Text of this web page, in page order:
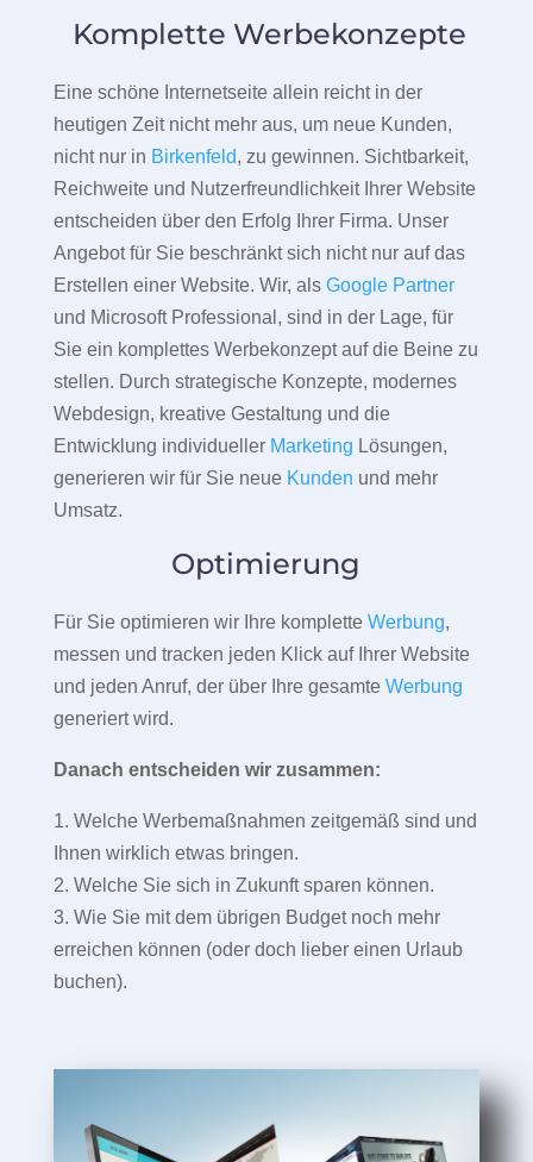
Komplette Werbekonzepte
Eine schöne Internetseite allein reicht in der
heutigen Zeit nicht mehr aus, um neue Kunden,
nicht nur in Birkenfeld, zu gewinnen. Sichtbarkeit,
Reichweite und Nutzerfreundlichkeit Ihrer Website
entscheiden über den Erfolg Ihrer Firma. Unser
Angebot für Sie beschränkt sich nicht nur auf das
Erstellen einer Website. Wir, als Google Partner
und Microsoft Professional, sind in der Lage, für
Sie ein komplettes Werbekonzept auf die Beine zu
stellen. Durch strategische Konzepte, modernes
Webdesign, kreative Gestaltung und die
Entwicklung individueller Marketing Lösungen,
generieren wir für Sie neue Kunden und mehr
Umsatz.
Optimierung
Für Sie optimieren wir Ihre komplette Werbung,
messen und tracken jeden Klick auf Ihrer Website
und jeden Anruf, der über Ihre gesamte Werbung
generiert wird.
Danach entscheiden wir zusammen:
1. Welche Werbemaßnahmen zeitgemäß sind und
Ihnen wirklich etwas bringen.
2. Welche Sie sich in Zukunft sparen können.
3. Wie Sie mit dem übrigen Budget noch mehr
erreichen können (oder doch lieber einen Urlaub
buchen).